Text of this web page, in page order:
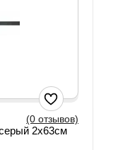
(0 отзывов)
2x63см